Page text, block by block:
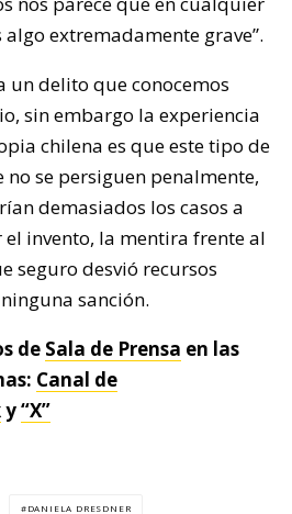
extremadamente grave”.
un delito que conocemos
sin embargo la experiencia
chilena es que este tipo de
se persiguen penalmente,
demasiados los casos a
el invento, la mentira frente al
seguro desvió recursos
sanción.
de Sala de Prensa en las
Canal de
y“X”
DANIELA DRESDNER